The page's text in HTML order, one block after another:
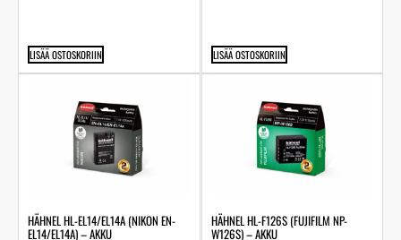
LISÄÄ OSTOSKORIIN LISÄÄ OSTOSKORIIN
HÄHNEL HL-EL14/EL14A (NIKON EN-
EL14/EL14A) – AKKU
HÄHNEL HL-F126S (FUJIFILM NP-
W126S) – AKKU